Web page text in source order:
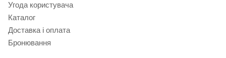
Угода користувача
Каталог
Доставка і оплата
Бронювання